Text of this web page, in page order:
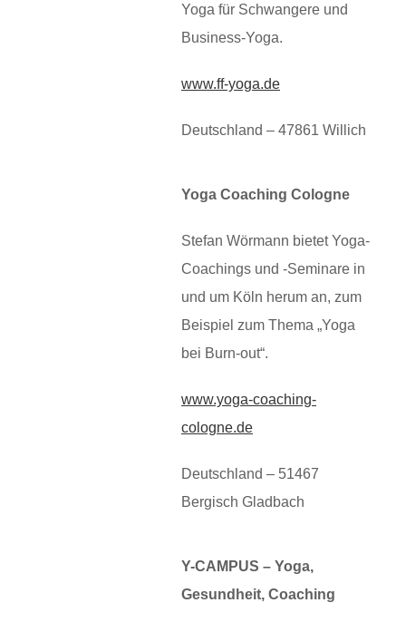
Yoga für Schwangere und
Business-Yoga.
www.ff-yoga.de
Deutschland – 47861 Willich
Yoga Coaching Cologne
Stefan Wörmann bietet Yoga-
Coachings und -Seminare in
und um Köln herum an, zum
Beispiel zum Thema „Yoga
bei Burn-out“.
www.yoga-coaching-
cologne.de
Deutschland – 51467
Bergisch Gladbach
Y-CAMPUS – Yoga,
Gesundheit, Coaching